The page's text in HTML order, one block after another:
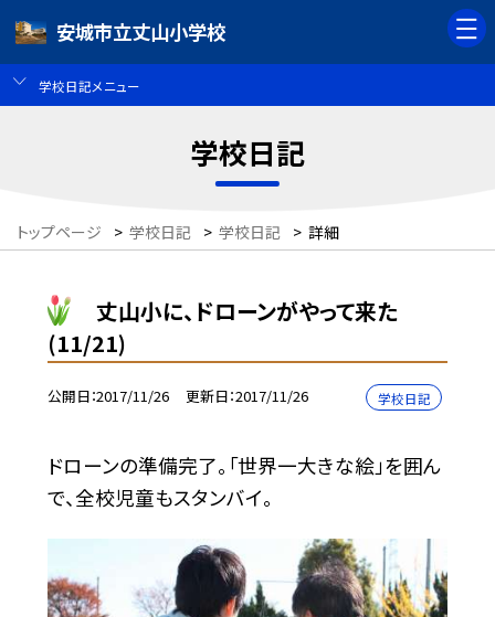
安城市立丈山小学校
学校日記メニュー
学校日記
トップページ > 学校日記 > 学校日記 > 詳細
丈山小に、ドローンがやって来た
(11/21)
公開日 2017/11/26 更新日 2017/11/26 学校日記
ドローンの準備完了。「世界一大きな絵」を囲ん
で、全校児童もスタンバイ。